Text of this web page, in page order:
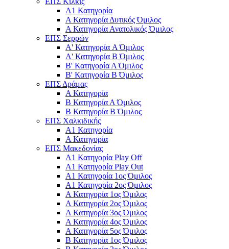
Α1 Κατηγορία
Α Κατηγορία Δυτικός Όμιλος
Α Κατηγορία Ανατολικός Όμιλος
ΕΠΣ Σερρών
Α' Κατηγορία A Όμιλος
Α' Κατηγορία Β Όμιλος
Β' Κατηγορία Α Όμιλος
Β' Κατηγορία Β Όμιλος
ΕΠΣ Δράμας
Α Κατηγορία
Β Κατηγορία Α Όμιλος
Β Κατηγορία Β Όμιλος
ΕΠΣ Χαλκιδικής
Α1 Κατηγορία
Α Κατηγορία
ΕΠΣ Μακεδονίας
Α1 Κατηγορία Play Off
Α1 Κατηγορία Play Out
Α1 Κατηγορία 1ος Όμιλος
Α1 Κατηγορία 2ος Όμιλος
Α Κατηγορία 1ος Όμιλος
Α Κατηγορία 2ος Όμιλος
Α Κατηγορία 3ος Όμιλος
Α Κατηγορία 4ος Όμιλος
Α Κατηγορία 5ος Όμιλος
Β Κατηγορία 1ος Όμιλος